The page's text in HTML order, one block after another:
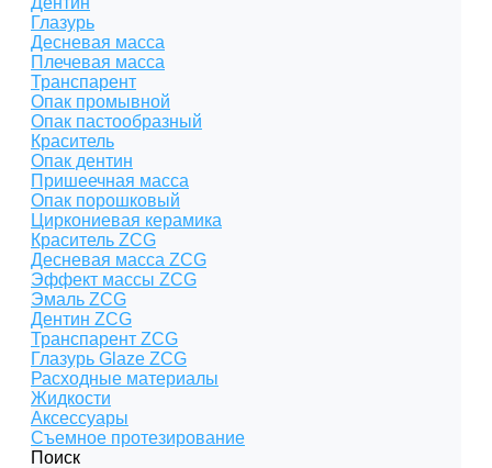
Глазурь
Десневая масса
Плечевая масса
Транспарент
Опак промывной
Опак пастообразный
Краситель
Опак дентин
Пришеечная масса
Опак порошковый
Циркониевая керамика
Краситель ZCG
Десневая масса ZCG
Эффект массы ZCG
Эмаль ZCG
Дентин ZCG
Транспарент ZCG
Глазурь Glaze ZCG
Расходные материалы
Жидкости
Аксессуары
Съемное протезирование
Поиск